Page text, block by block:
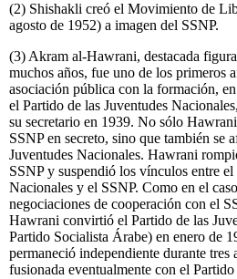
(2) Shishakli creó el Movimiento de
agosto de 1952) a imagen del SSNP.
(3) Akram al-Hawrani, destacada
muchos años, fue uno de los primeros
asociación pública con la formación,
el Partido de las Juventudes
su secretario en 1939. No sólo
SSNP en secreto, sino que también se
Juventudes Nacionales. Hawrani
SSNP y suspendió los vínculos entre
Nacionales y el SSNP. Como en el
negociaciones de cooperación con el
Hawrani convirtió el Partido de las
Partido Socialista Árabe) en enero de
permaneció independiente durante tres
fusionada eventualmente con el